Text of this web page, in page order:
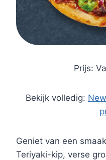
Prijs:
Bekijk volledig:
Geniet van een
Teriyaki-kip, verse